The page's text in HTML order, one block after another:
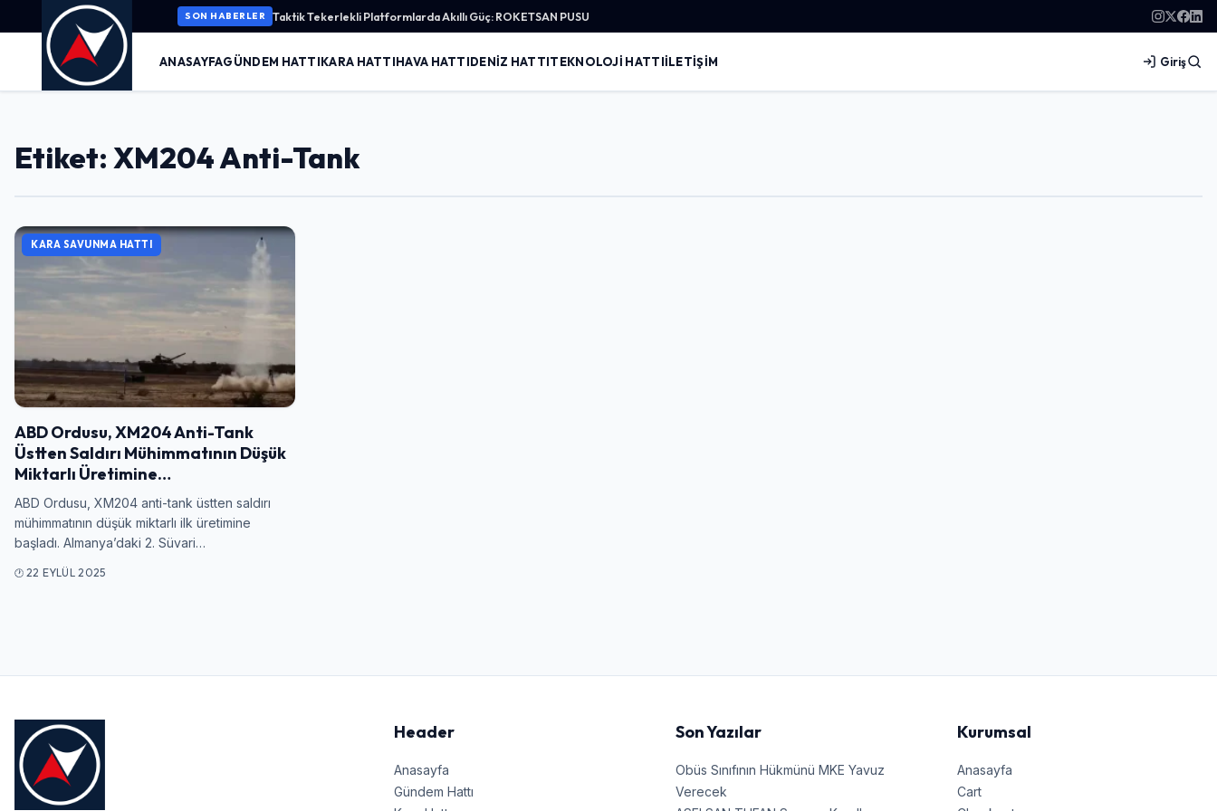
SON HABERLER Taktik Tekerlekli Platformlarda Akıllı Güç: ROKETSAN PUSU
ANASAYFAGÜNDEM HATTIKARA HATTIHAVA HATTIDENIZ HATTITEKNOLOJI HATTIİLETIŞIM Giriş
Etiket: XM204 Anti-Tank
KARA SAVUNMA HATTI
ABD Ordusu, XM204 Anti-Tank
Üstten Saldırı Mühimmatının Düşük
Miktarlı Üretimine…
ABD Ordusu, XM204 anti-tank üstten saldırı
mühimmatının düşük miktarlı ilk üretimine
başladı. Almanya’daki 2. Süvari…
22 EYLÜL 2025
Header
Anasayfa
Gündem Hattı
Son Yazılar
Obüs Sınıfının Hükmünü MKE Yavuz
Verecek
Kurumsal
Anasayfa
Cart